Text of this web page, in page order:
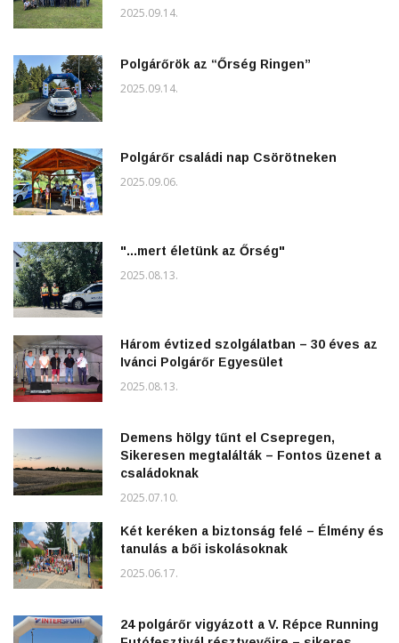
2025.09.14.
Polgárőrök az “Őrség Ringen”
2025.09.14.
Polgárőr családi nap Csörötneken
2025.09.06.
"...mert életünk az Őrség"
2025.08.13.
Három évtized szolgálatban – 30 éves az
Ivánci Polgárőr Egyesület
2025.08.13.
Demens hölgy tűnt el Csepregen,
Sikeresen megtalálták – Fontos üzenet a
családoknak
2025.07.10.
Két keréken a biztonság felé – Élmény és
tanulás a bői iskolásoknak
2025.06.17.
24 polgárőr vigyázott a V. Répce Running